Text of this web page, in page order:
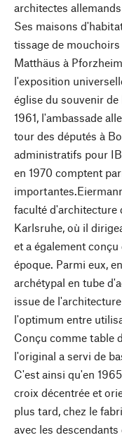
architectes
Ses maisons
tissage de mouchoirs
Matthäus à
l'exposition
église du souvenir
1961, l'ambassade
tour des députés à
administratifs pour
en 1970 comptent
faculté d'architecture
Karlsruhe, où il
et a également
époque. Parmi eux,
archétypal en tube
issue de
l'optimum entre
Conçu comme table
l'original a servi de
C'est ainsi qu'en
croix décentrée et
plus tard, chez le
avec les